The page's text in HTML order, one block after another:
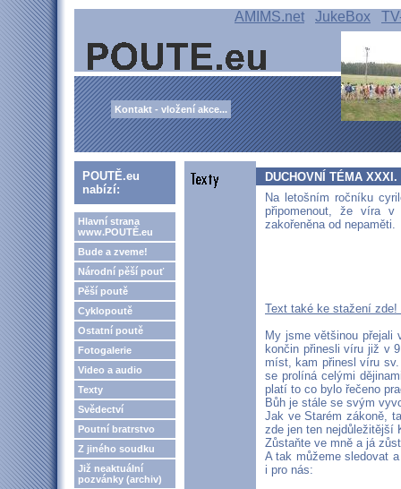
AMIMS.net JukeBox
Kontakt - vložení akce...
POUTĚ.eu
nabízí:
Hlavní strana
www.POUTĚ.eu
Bude a zveme!
Národní pěší pouť
Pěší poutě
Cyklopoutě
Ostatní poutě
Fotogalerie
Video a audio
Texty
Svědectví
Poutní bratrstvo
Z jiného soudku
Již neaktuální
pozvánky (archiv)
DUCHOVNÍ TÉMA
Na letošním ročníku
připomenout, že víra
zakořeněna od nepaměti.
Text také ke stažení zde!
My jsme většinou přejali
končin přinesli víru již v
míst, kam přinesl víru
se prolíná celými
platí to co bylo řečeno
Bůh je stále se svým
Jak ve Starém zákoně,
zde jen ten nejdůležitější
Zůstaňte ve mně a já
A tak můžeme sledovat
i pro nás: